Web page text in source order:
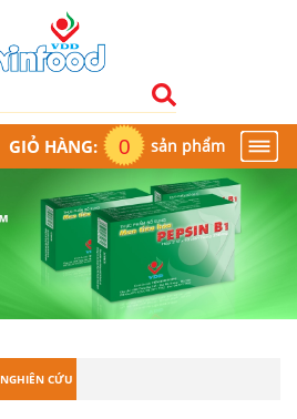
GIỎ HÀNG: 0 sản phẩm
NGHIÊN CỨU